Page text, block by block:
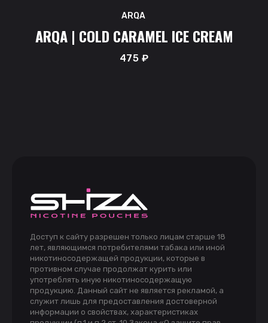
ARQA
ARQA | COLD CARAMEL ICE CREAM
475 ₽
Доступ к сайту разрешен только лицам старше 18
лет, являющимся потребителями табака или иной
никотиносодержащей продукции, которые в
противном случае продолжат курить или
употреблять иную никотиносодержащую
продукцию. Данный сайт не является рекламой, а
служит лишь для предоставления достоверной
информации о свойствах, характеристиках